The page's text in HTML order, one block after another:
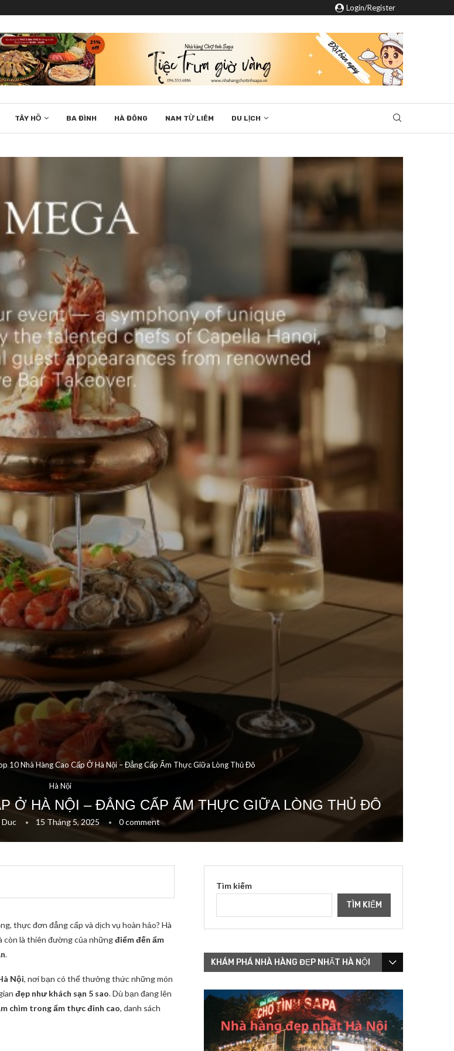
Login/Register
TÂY HỒ BA ĐÌNH HÀ ĐÔNG NAM TỪ LIÊM DU LỊCH
10 Nhà Hàng Cao Cấp Ở Hà Nội – Đẳng Cấp Ẩm Thực Giữa Lòng Thủ Đô
Hà Nội
Ở HÀ NỘI – ĐẲNG CẤP ẨM THỰC GIỮA LÒNG THỦ ĐÔ
Duc 15 Tháng 5, 2025 0 comment
thực đơn đẳng cấp và dịch vụ hoàn hảo? Hà
còn là thiên đường của nhữngđiểm đến ẩm
.
Nội, nơi bạn có thể thưởng thức những món
đẹp như khách sạn 5 sao. Dù bạn đang lên
chìm trong ẩm thực đỉnh cao, danh sách
Tìm kiếm
TÌM KIẾM
KHÁM PHÁ NHÀ HÀNG ĐẸP NHẤT HÀ NỘI